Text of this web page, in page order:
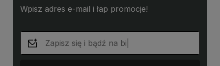
Wpisz adres e-mail i łap promocje!